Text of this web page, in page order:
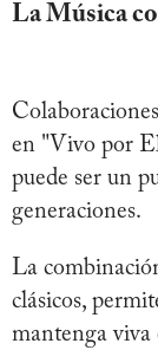
La Música
en "Vivo por
puede ser un
generaciones.
La
clásicos,
mantenga viva